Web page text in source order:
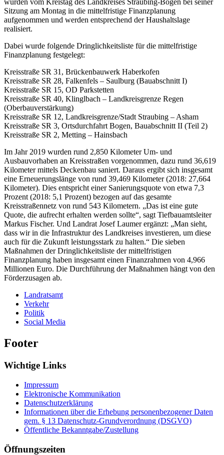
wurden vom Kreistag des Landkreises Straubing-Bogen bei seiner
Sitzung am Montag in die mittelfristige Finanzplanung
aufgenommen und werden entsprechend der Haushaltslage
realisiert.
Dabei wurde folgende Dringlichkeitsliste für die mittelfristige
Finanzplanung festgelegt:
Kreisstraße SR 31, Brückenbauwerk Haberkofen
Kreisstraße SR 28, Falkenfels – Saulburg (Bauabschnitt I)
Kreisstraße SR 15, OD Parkstetten
Kreisstraße SR 40, Klinglbach – Landkreisgrenze Regen
(Oberbauverstärkung)
Kreisstraße SR 12, Landkreisgrenze/Stadt Straubing – Asham
Kreisstraße SR 3, Ortsdurchfahrt Bogen, Bauabschnitt II (Teil 2)
Kreisstraße SR 2, Metting – Hainsbach
Im Jahr 2019 wurden rund 2,850 Kilometer Um- und
Ausbauvorhaben an Kreisstraßen vorgenommen, dazu rund 36,619
Kilometer mittels Deckenbau saniert. Daraus ergibt sich insgesamt
eine Erneuerungslänge von rund 39,469 Kilometer (2018: 27,664
Kilometer). Dies entspricht einer Sanierungsquote von etwa 7,3
Prozent (2018: 5,1 Prozent) bezogen auf das gesamte
Kreisstraßennetz von rund 543 Kilometern. „Das ist eine gute
Quote, die aufrecht erhalten werden sollte“, sagt Tiefbauamtsleiter
Markus Fischer. Und Landrat Josef Laumer ergänzt: „Man sieht,
dass wir in die Infrastruktur des Landkreises investieren, um diese
auch für die Zukunft leistungsstark zu halten.“ Die sieben
Maßnahmen der Dringlichkeitsliste der mittelfristigen
Finanzplanung haben insgesamt einen Finanzrahmen von 4,966
Millionen Euro. Die Durchführung der Maßnahmen hängt von den
Förderzusagen ab.​
Landratsamt
Verkehr
Politik
Social Media
Footer
Wichtige Links
Impressum
Elektronische Kommunikation
Datenschutzerklärung
Informationen über die Erhebung personenbezogener Daten
gem. § 13 Datenschutz-Grundverordnung (DSGVO)
Öffentliche Bekanntgabe/Zustellung
Öffnungszeiten